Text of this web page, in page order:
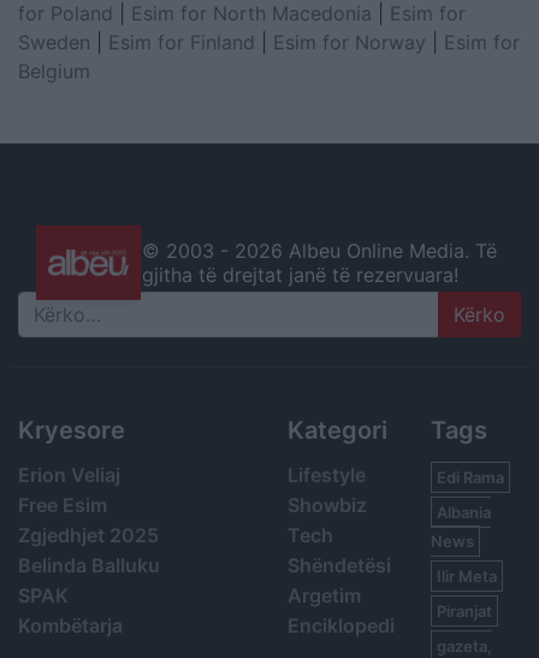
for Poland
Esim for North Macedonia
Esim for
Sweden
Esim for Finland Esim for Norway
Esim for
Belgium
© 2003 - 2026 Albeu Online Media. Të
gjitha të drejtat janë të rezervuara!
Search
Kryesore
Erion Veliaj
Free Esim
Zgjedhjet 2025
Belinda Balluku
SPAK
Kombëtarja
Kategori
Lifestyle
Showbiz
Tech
Shëndetësi
Argetim
Enciklopedi
Tags
Edi Rama
Albania
News
Ilir Meta
Piranjat
gazeta,